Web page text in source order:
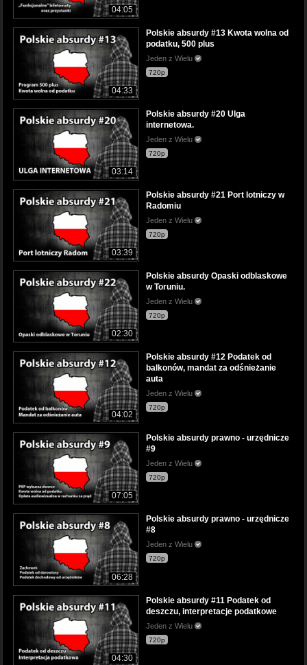
04:05
04:33
Polskie absurdy #13 Kwota wolna od
podatku, 500 plus
Jeden z Wielu
720p
03:14
Polskie absurdy #20 Ulga
internetowa.
Jeden z Wielu
720p
03:39
Polskie absurdy #21 Port lotniczy w
Radomiu
Jeden z Wielu
720p
02:30
Polskie absurdy Opaski odblaskowe
w Toruniu.
Jeden z Wielu
720p
04:02
Polskie absurdy #12 Podatek od
balkonów, mandat za odśnieżanie
auta
Jeden z Wielu
720p
07:05
Polskie absurdy prawno - urzędnicze
#9
Jeden z Wielu
720p
06:28
Polskie absurdy prawno - urzędnicze
#8
Jeden z Wielu
720p
04:30
Polskie absurdy #11 Podatek od
deszczu, interpretacje podatkowe
Jeden z Wielu
720p